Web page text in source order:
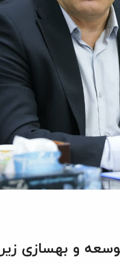
و بهسازی